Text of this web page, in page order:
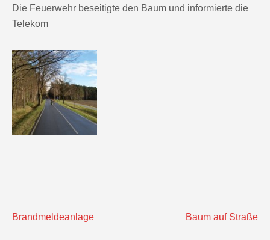
Die Feuerwehr beseitigte den Baum und informierte die
Telekom
Beitragsnavigation
Brandmeldeanlage Baum auf Straße